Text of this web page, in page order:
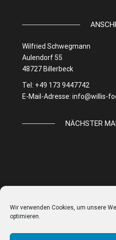
Wir verwenden Cookies, um unsere
optimieren.
Wilfried Schwegmann
Aulendorf 55
48727 Billerbeck
Tel: +49 173 9447742
E-Mail-Adresse: info@willis-
NÄCHSTER